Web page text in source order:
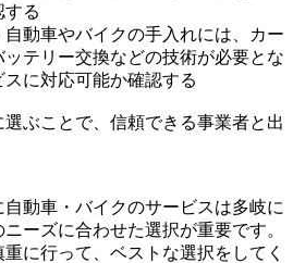
する
動車やバイクの手入れには、カー
テリー交換などの技術が必要とな
に対応可能か確認する
ぶことで、信頼できる事業者と出
動車・バイクのサービスは多岐に
ーズに合わせた選択が重要です。
に行って、ベストな選択をしてく